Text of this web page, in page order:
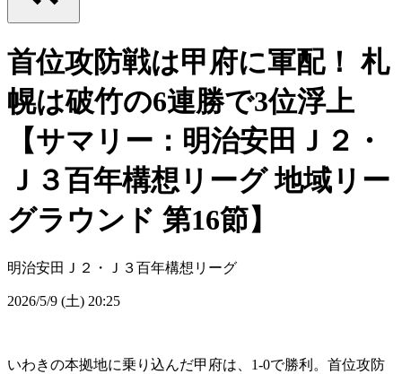
首位攻防戦は甲府に軍配！ 札
幌は破竹の6連勝で3位浮上
【サマリー：明治安田Ｊ２・
Ｊ３百年構想リーグ 地域リー
グラウンド 第16節】
明治安田Ｊ２・Ｊ３百年構想リーグ
2026/5/9 (土) 20:25
いわきの本拠地に乗り込んだ甲府は、1-0で勝利。首位攻防